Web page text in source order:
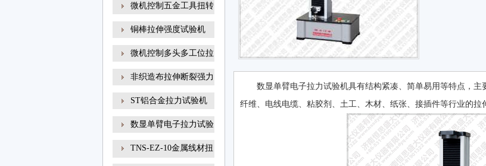
微机控制五金工具扭转
铜棒拉伸强度试验机
微机控制多头多工位拉
非织造布拉伸断裂强力
ST铝合金拉力试验机
数显单臂电子拉力试验
TNS-EZ-10金属线材扭
数显单臂电子拉力试验机具有结构紧凑、简单易用等特点，
纤维、电线电缆、粘胶剂、土工、木材、纸张、接插件等行业的拉